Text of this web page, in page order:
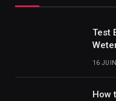
Test
16
How